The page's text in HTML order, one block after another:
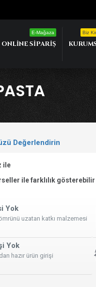
ONLINE SIPARIŞ
E-Mağaza Biz
Yok
uzatan katkı malzemesi
Yok
hazır ürün girişi
Değerlendirin
ile
ile farklılık gösterebilir